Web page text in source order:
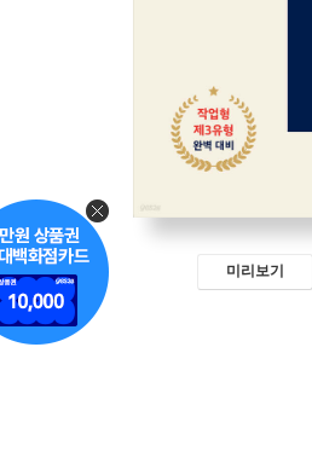
미리보기